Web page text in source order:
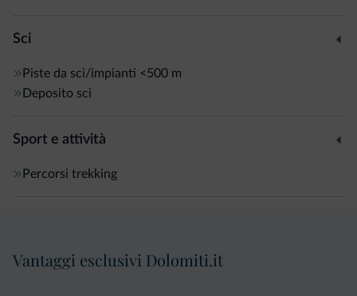
Sci
Piste da sci/impianti <500 m
Deposito sci
Sport e attività
Percorsi trekking
Vantaggi esclusivi Dolomiti.it